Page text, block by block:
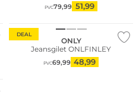
PVC79,99 51,99
DEAL
ONLY
Jeansgilet ONLFINLEY
PVC69,99 48,99